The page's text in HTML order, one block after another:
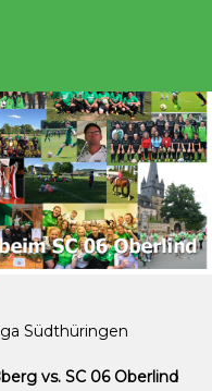
Südthüringen
vs. SC 06 Oberlind